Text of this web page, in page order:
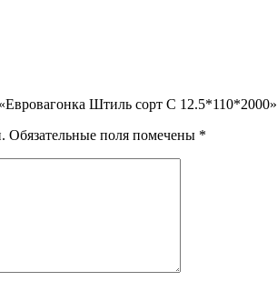
Штиль сорт C 12.5*110*2000»
Обязательные поля помечены *